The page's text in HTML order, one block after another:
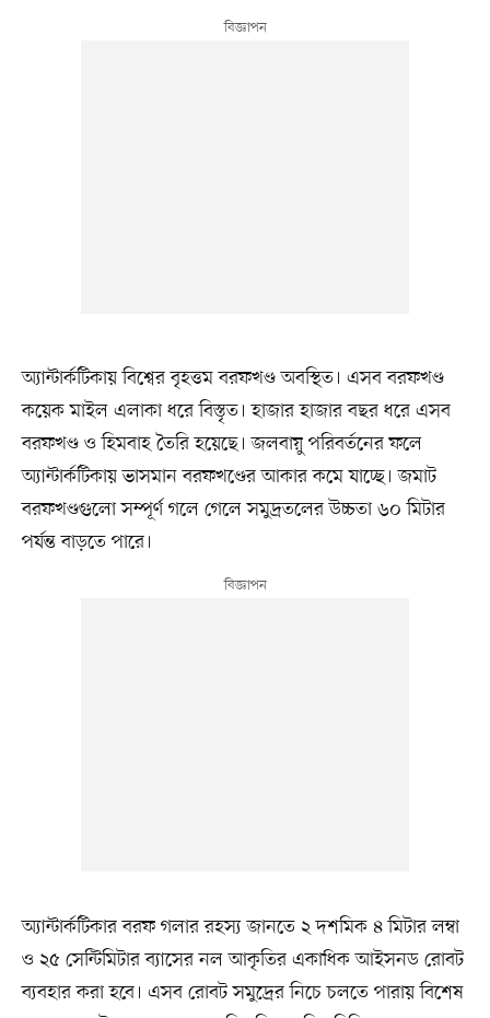
অ্যান্টার্কটিকায় বিশ্বের বৃহত্তম বরফখণ্ড অবস্থিত। এসব বরফখণ্ড
কয়েক মাইল এলাকা ধরে বিস্তৃত। হাজার হাজার বছর ধরে এসব
বরফখণ্ড ও হিমবাহ তৈরি হয়েছে। জলবায়ু পরিবর্তনের ফলে
অ্যান্টার্কটিকায় ভাসমান বরফখণ্ডের আকার কমে যাচ্ছে। জমাট
বরফখণ্ডগুলো সম্পূর্ণ গলে গেলে সমুদ্রতলের উচ্চতা ৬০ মিটার
পর্যন্ত বাড়তে পারে।
অ্যান্টার্কটিকার বরফ গলার রহস্য জানতে ২ দশমিক ৪ মিটার লম্বা
ও ২৫ সেন্টিমিটার ব্যাসের নল আকৃতির একাধিক আইসনড রোবট
ব্যবহার করা হবে। এসব রোবট সমুদ্রের নিচে চলতে পারায় বিশেষ